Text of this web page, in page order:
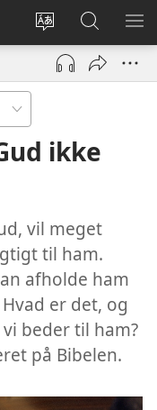
Vælg
sprog
Log
på
(åbner
vindue)
Søg
på
JW.ORG
VIS
ikke
vil meget
til ham.
afholde ham
er det, og
beder til ham?
på Bibelen.